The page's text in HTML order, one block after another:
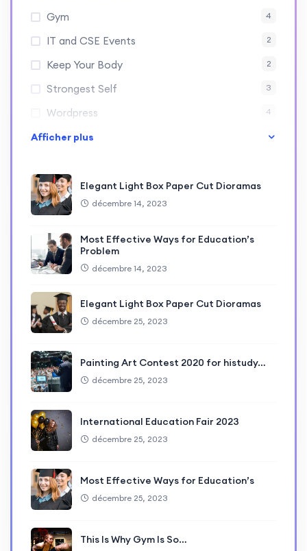
Gym 4
IT and CSE Events 2
Keep Your Body 2
Strongest Self 3
Wordpress 4
Afficher plus
Elegant Light Box Paper Cut Dioramas
décembre 14, 2023
Most Effective Ways for Education’s
Problem
décembre 14, 2023
Elegant Light Box Paper Cut Dioramas
décembre 25, 2023
Painting Art Contest 2020 for histudy…
décembre 25, 2023
International Education Fair 2023
décembre 25, 2023
Most Effective Ways for Education’s
décembre 25, 2023
This Is Why Gym Is So…